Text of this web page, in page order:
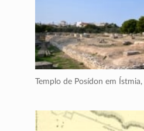
Templo de Posídon em Ístmia,